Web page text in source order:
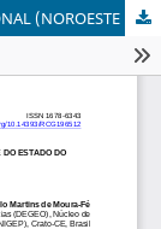
MORFOESTRUTURAS DA IBIAPABA SETENTRIONAL (NOROESTE DO ESTADO DO CEARÁ, BRASIL)